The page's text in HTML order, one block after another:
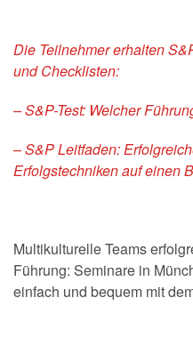
Die Teilnehmer erhalten
und Checklisten:
– S&P-Test: Welcher
– S&P Leitfaden:
Erfolgstechniken auf einen
Multikulturelle Teams
Führung: Seminare in
einfach und bequem mit